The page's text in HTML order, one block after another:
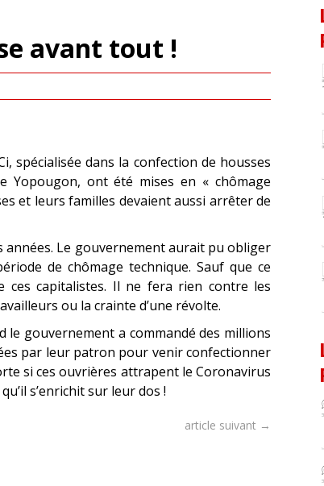
avant tout !
spécialisée dans la confection de housses
Yopougon, ont été mises en « chômage
et leurs familles devaient aussi arrêter de
Le gouvernement aurait pu obliger
de chômage technique. Sauf que ce
capitalistes. Il ne fera rien contre les
ou la crainte d’une révolte.
le gouvernement a commandé des millions
par leur patron pour venir confectionner
si ces ouvrières attrapent le Coronavirus
s’enrichit sur leur dos !
article suivant →